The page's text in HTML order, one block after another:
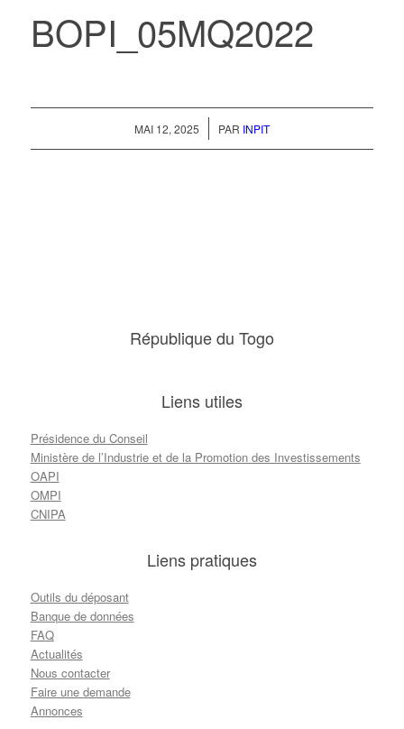
BOPI_05MQ2022
MAI 12, 2025
/ PAR INPIT
République du Togo
Liens utiles
Présidence du Conseil
Ministère de l’Industrie et de la Promotion des Investissements
OAPI
OMPI
CNIPA
Liens pratiques
Outils du déposant
Banque de données
FAQ
Actualités
Nous contacter
Faire une demande
Annonces